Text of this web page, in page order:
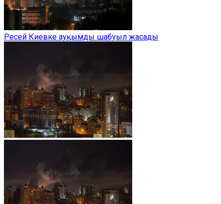
Ресей Киевке ауқымды шабуыл жасады